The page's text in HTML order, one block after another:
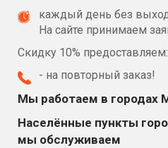
каждый день без
На сайте принимаем
Скидку 10% предоставляем:
- на повторный заказ!
Мы работаем в городах
Населённые пункты
мы обслуживаем